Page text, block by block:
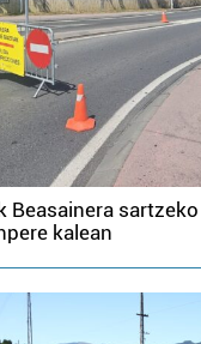
Beasainera
kalean